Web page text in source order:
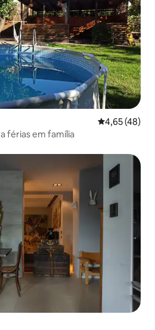
4,65 de uma
4,65 (48)
férias em família